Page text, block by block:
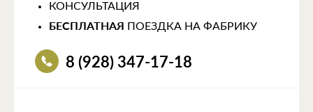
КОНСУЛЬТАЦИЯ
БЕСПЛАТНАЯ ПОЕЗДКА НА ФАБРИКУ
8 (928) 347-17-18